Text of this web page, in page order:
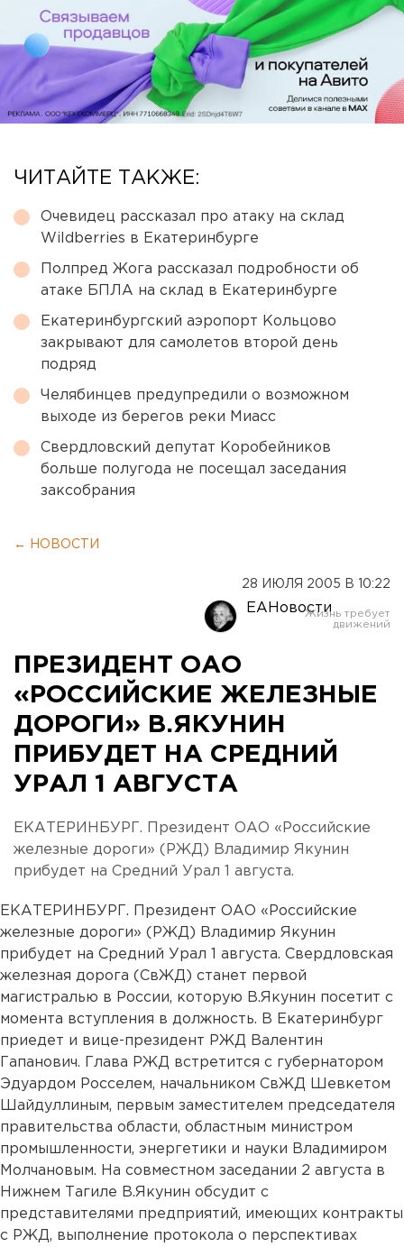
ЧИТАЙТЕ ТАКЖЕ:
Очевидец рассказал про атаку на склад
Wildberries в Екатеринбурге
Полпред Жога рассказал подробности об
атаке БПЛА на склад в Екатеринбурге
Екатеринбургский аэропорт Кольцово
закрывают для самолетов второй день
подряд
Челябинцев предупредили о возможном
выходе из берегов реки Миасс
Свердловский депутат Коробейников
больше полугода не посещал заседания
заксобрания
← НОВОСТИ
28 ИЮЛЯ 2005 В 10:22
ЕАНовости
ПРЕЗИДЕНТ ОАО
«РОССИЙСКИЕ ЖЕЛЕЗНЫЕ
ДОРОГИ» В.ЯКУНИН
ПРИБУДЕТ НА СРЕДНИЙ
УРАЛ 1 АВГУСТА
ЕКАТЕРИНБУРГ. Президент ОАО «Российские
железные дороги» (РЖД) Владимир Якунин
прибудет на Средний Урал 1 августа.
ЕКАТЕРИНБУРГ. Президент ОАО «Российские
железные дороги» (РЖД) Владимир Якунин
прибудет на Средний Урал 1 августа. Свердловская
железная дорога (СвЖД) станет первой
магистралью в России, которую В.Якунин посетит с
момента вступления в должность. В Екатеринбург
приедет и вице-президент РЖД Валентин
Гапанович. Глава РЖД встретится с губернатором
Эдуардом Росселем, начальником СвЖД Шевкетом
Шайдуллиным, первым заместителем председателя
правительства области, областным министром
промышленности, энергетики и науки Владимиром
Молчановым. На совместном заседании 2 августа в
Нижнем Тагиле В.Якунин обсудит с
представителями предприятий, имеющих контракты
с РЖД, выполнение протокола о перспективах